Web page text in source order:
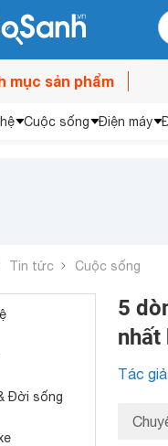
mục sản phẩm
Cuộc sống Điện máy
Tin tức Cuộc sống
Đời sống
5
nhất
Tác